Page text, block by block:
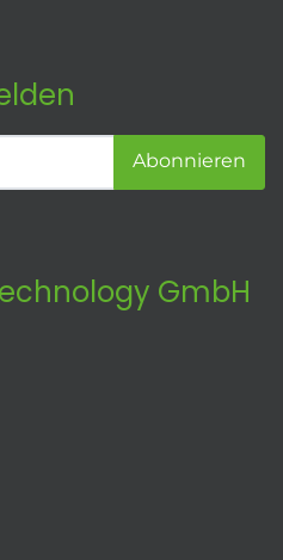
Abonnieren
GmbH